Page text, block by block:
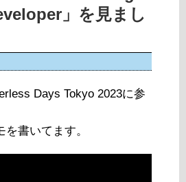
」を見まし
Days Tokyo 2023に参
書いてます。